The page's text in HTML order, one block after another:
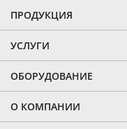
ПРОДУКЦИЯ
УСЛУГИ
ОБОРУДОВАНИЕ
О КОМПАНИИ